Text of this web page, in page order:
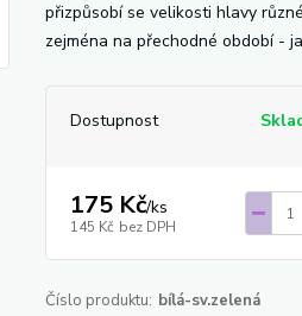
přizpůsobí se velikosti hlavy
zejména na přechodné období -
Dostupnost
175 Kč/ks
145 Kč bez DPH
Číslo produktu: bílá-sv.zelená